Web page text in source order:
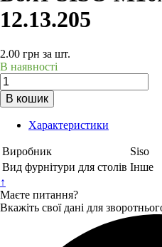
12.13.205
2.00 грн за шт.
В наявності
В кошик
Характеристики
Виробник
Siso
Вид фурнітури для столів Інше
↑
Маєте питання?
Вкажіть свої дані для